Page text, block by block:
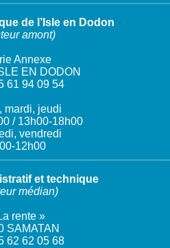
de l’Isle en Dodon
amont)
Annexe
EN DODON
61 94 09 54
mardi, jeudi
/ 13h00-18h00
vendredi
12h00
et technique
médian)
rente »
SAMATAN
62 62 05 68